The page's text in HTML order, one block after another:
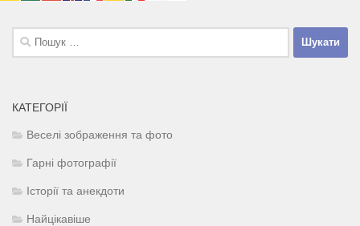
Пошук:
КАТЕГОРІЇ
Веселі зображення та фото
Гарні фотографії
Історії та анекдоти
Найцікавіше